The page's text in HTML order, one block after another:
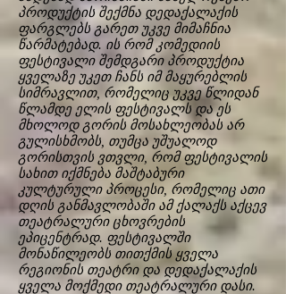
პროდუქტის შექმნა დედაქალაქის
ფარგლებს გარეთ უკვე მიმაჩნია
წარმატებად. ის რომ კომედიის
ფესტივალი შემდგარი პროდუქტია
ყველაზე უკეთ ჩანს იმ მაყურებლის
სიმრავლით, რომელიც უკვე წლიდან
წლამდე ელის ფესტივალს და ეს
მხოლოდ გორის მოსახლეობას არ
გულისხმობს, თუმცა უშუალოდ
გორისთვის ვთვლი, რომ ფესტივალის
სახით იქმნება მაშტაბური
კულტურული პროცესი, რომელიც ათი
დღის განმავლობაში ამ ქალაქს აქცევ
თეატრალური ცხოვრების
ეპიცენტრად. ფესტივალში
მონაწილეობს თითქმის ყველა
რეგიონის თეატრი და დედაქალაქის
ყველა მოქმედი თეატრალური დასი.